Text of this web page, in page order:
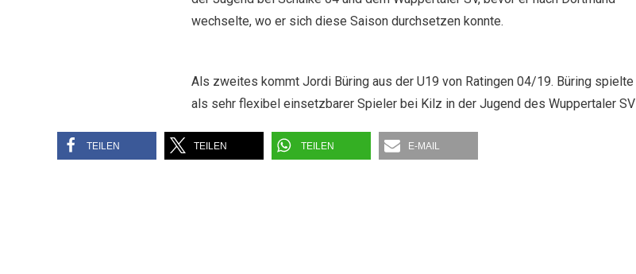
wechselte, wo er sich diese Saison durchsetzen konnte.
Als zweites kommt Jordi Büring aus der U19 von Ratingen 04/19. Büring spielte
als sehr flexibel einsetzbarer Spieler bei Kilz in der Jugend des Wuppertaler SV
TEILEN TEILEN TEILEN E-MAIL